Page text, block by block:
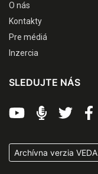
O nás
Kontakty
Pre médiá
Inzercia
SLEDUJTE NÁS
Archívna verzia